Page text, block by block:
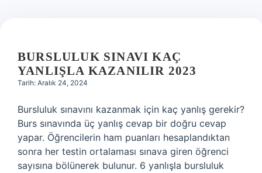
BURSLULUK SINAVI KAÇ
YANLIŞLA KAZANILIR 2023
Tarih: Aralık 24, 2024
Bursluluk sınavını kazanmak için kaç yanlış gerekir?
Burs sınavında üç yanlış cevap bir doğru cevap
yapar. Öğrencilerin ham puanları hesaplandıktan
sonra her testin ortalaması sınava giren öğrenci
sayısına bölünerek bulunur. 6 yanlışla bursluluk